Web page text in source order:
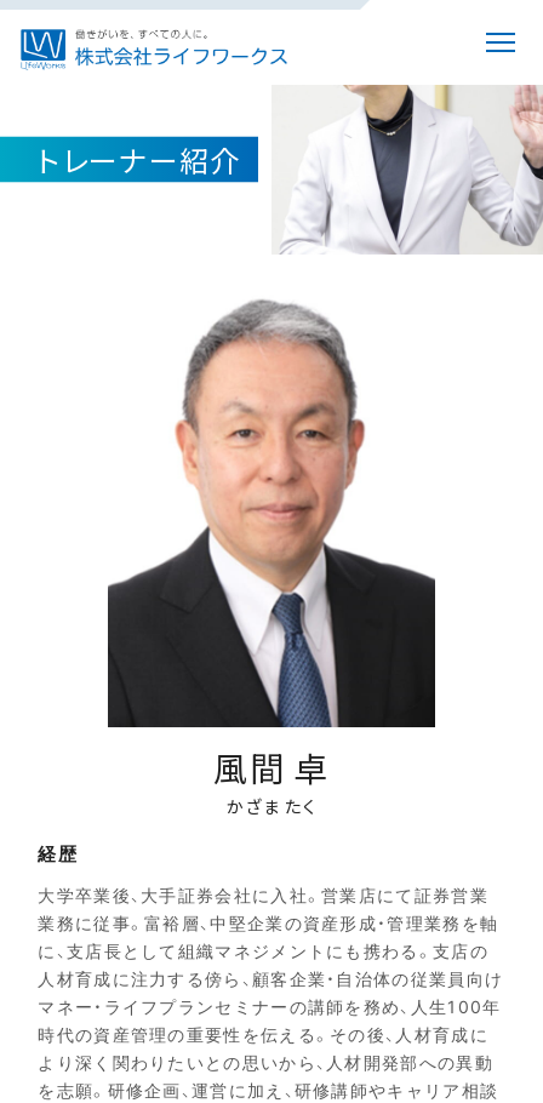
トレーナー紹介
風間 卓
かざま たく
経歴
大学卒業後、大手証券会社に入社。営業店にて証券営業
業務に従事。富裕層、中堅企業の資産形成・管理業務を軸
に、支店長として組織マネジメントにも携わる。支店の
人材育成に注力する傍ら、顧客企業・自治体の従業員向け
マネー・ライフプランセミナーの講師を務め、人生100年
時代の資産管理の重要性を伝える。その後、人材育成に
より深く関わりたいとの思いから、人材開発部への異動
を志願。研修企画、運営に加え、研修講師やキャリア相談